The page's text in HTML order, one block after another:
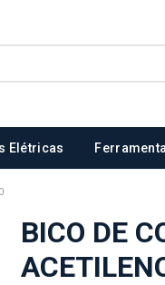
Elétricas
BICO DE